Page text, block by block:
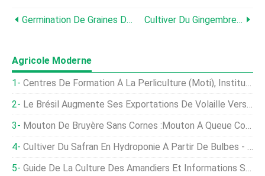
Germination De Graines D'avocat, Temps, Température, Traiter Cultiver Du Gingembre À Partir De Racines En Pots - Un Guide Complet
Agricole Moderne
Centres De Formation À La Perliculture (Moti), Instituts En Inde
Le Brésil Augmente Ses Exportations De Volaille Vers L'Égypte, La Jordanie Et Le Yémen, Mais Les Postes Baissent En 2020 Au Moyen-Orient
Mouton De Bruyère Sans Cornes :mouton À Queue Courte
Cultiver Du Safran En Hydroponie À Partir De Bulbes - Un Guide Complet
Guide De La Culture Des Amandiers Et Informations Sur La Culture {Production}